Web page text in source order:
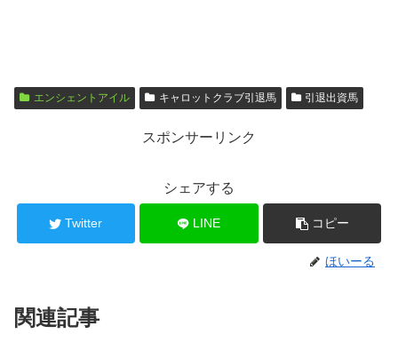
エンシェントアイル キャロットクラブ引退馬 引退出資馬
スポンサーリンク
シェアする
Twitter LINE コピー
ほいーる
関連記事